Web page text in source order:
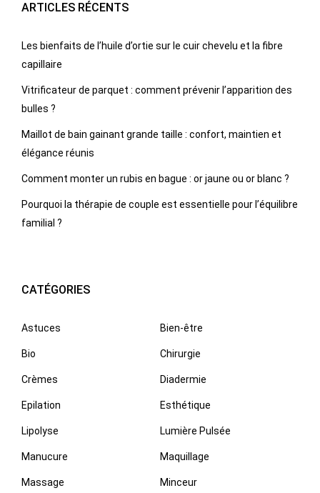
ARTICLES RÉCENTS
Les bienfaits de l’huile d’ortie sur le cuir chevelu et la fibre
capillaire
Vitrificateur de parquet : comment prévenir l’apparition des
bulles ?
Maillot de bain gainant grande taille : confort, maintien et
élégance réunis
Comment monter un rubis en bague : or jaune ou or blanc ?
Pourquoi la thérapie de couple est essentielle pour l’équilibre
familial ?
CATÉGORIES
Astuces Bien-être
Bio Chirurgie
Crèmes Diadermie
Epilation Esthétique
Lipolyse Lumière Pulsée
Manucure Maquillage
Massage Minceur